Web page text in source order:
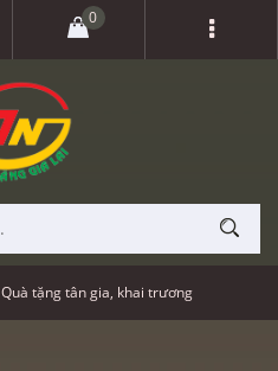
0
Quà tặng tân gia, khai trương